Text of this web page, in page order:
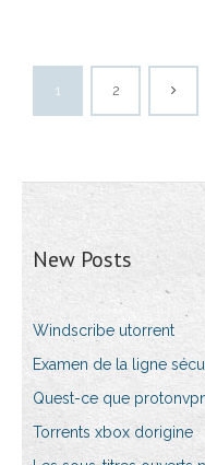
1 2
New Posts
Windscribe utorrent
Examen de la ligne
Quest-ce que
Torrents xbox dorigine